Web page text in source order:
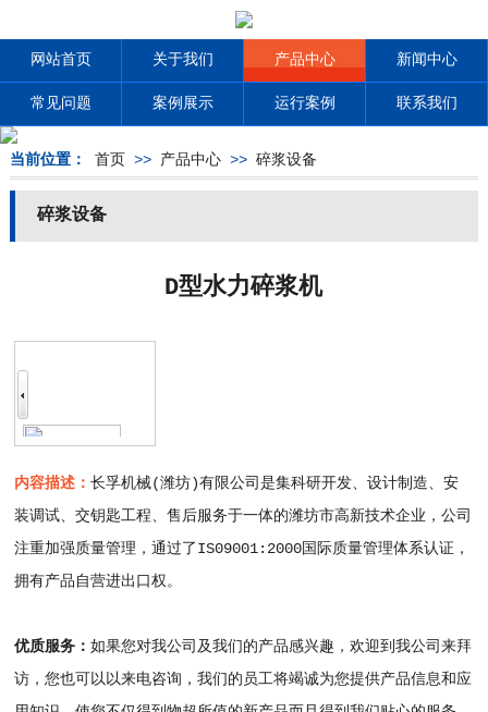
网站首页 关于我们 产品中心 新闻中心
常见问题 案例展示 运行案例 联系我们
当前位置： 首页 >> 产品中心>> 碎浆设备
碎浆设备
D型水力碎浆机
内容描述：长孚机械(潍坊)有限公司是集科研开发、设计制造、安
装调试、交钥匙工程、售后服务于一体的潍坊市高新技术企业，公司
注重加强质量管理，通过了IS09001:2000国际质量管理体系认证，
拥有产品自营进出口权。
优质服务：如果您对我公司及我们的产品感兴趣，欢迎到我公司来拜
访，您也可以以来电咨询，我们的员工将竭诚为您提供产品信息和应